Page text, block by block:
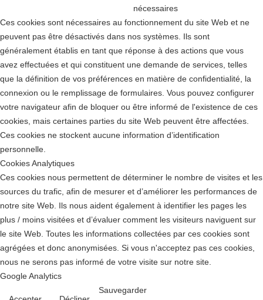
nécessaires
Ces cookies sont nécessaires au fonctionnement du site Web et ne
peuvent pas être désactivés dans nos systèmes. Ils sont
généralement établis en tant que réponse à des actions que vous
avez effectuées et qui constituent une demande de services, telles
que la définition de vos préférences en matière de confidentialité, la
connexion ou le remplissage de formulaires. Vous pouvez configurer
votre navigateur afin de bloquer ou être informé de l'existence de ces
cookies, mais certaines parties du site Web peuvent être affectées.
Ces cookies ne stockent aucune information d’identification
personnelle.
Cookies Analytiques
Ces cookies nous permettent de déterminer le nombre de visites et les
sources du trafic, afin de mesurer et d’améliorer les performances de
notre site Web. Ils nous aident également à identifier les pages les
plus / moins visitées et d’évaluer comment les visiteurs naviguent sur
le site Web. Toutes les informations collectées par ces cookies sont
agrégées et donc anonymisées. Si vous n'acceptez pas ces cookies,
nous ne serons pas informé de votre visite sur notre site.
Google Analytics
Sauvegarder